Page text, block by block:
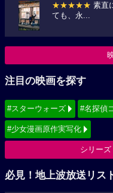
★★★★★ 素直
ても、永...
注目の映画を探す
#スターウォーズ #名探偵
#少女漫画原作実写化
シリー
必見！地上波放送リス